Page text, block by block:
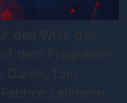
den WHV das
dem Programm.
Tom
Lehmann,